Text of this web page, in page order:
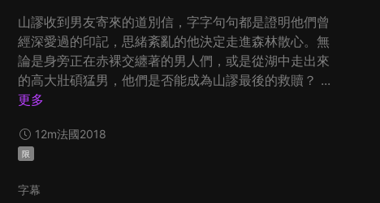
山謬收到男友寄來的道別信，字字句句都是證明他們曾
經深愛過的印記，思緒紊亂的他決定走進森林散心。無
論是身旁正在赤裸交纏著的男人們，或是從湖中走出來
的高大壯碩猛男，他們是否能成為山謬最後的救贖？ ...
更多
12m法國2018
限
字幕